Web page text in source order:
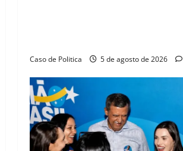
Caso de Politica 5 de agosto de 2026